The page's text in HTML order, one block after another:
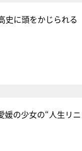
史に頭をかじられる
の少女の“人生リ